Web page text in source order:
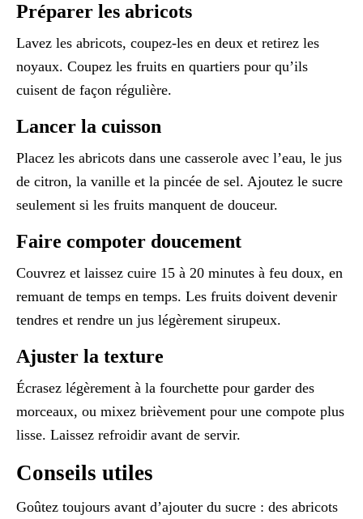
Préparer les abricots
Lavez les abricots, coupez-les en deux et retirez les
noyaux. Coupez les fruits en quartiers pour qu’ils
cuisent de façon régulière.
Lancer la cuisson
Placez les abricots dans une casserole avec l’eau, le jus
de citron, la vanille et la pincée de sel. Ajoutez le sucre
seulement si les fruits manquent de douceur.
Faire compoter doucement
Couvrez et laissez cuire 15 à 20 minutes à feu doux, en
remuant de temps en temps. Les fruits doivent devenir
tendres et rendre un jus légèrement sirupeux.
Ajuster la texture
Écrasez légèrement à la fourchette pour garder des
morceaux, ou mixez brièvement pour une compote plus
lisse. Laissez refroidir avant de servir.
Conseils utiles
Goûtez toujours avant d’ajouter du sucre : des abricots